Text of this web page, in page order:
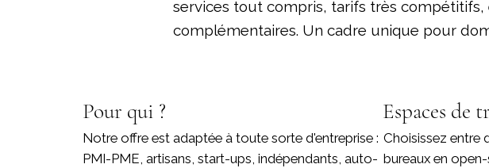
Pour qui ?
Notre offre est adaptée à toute sorte d'entreprise :
PMI-PME, artisans, start-ups, indépendants, auto-
Espaces de
Choisissez entre
bureaux en
services tout compris, tarifs très
complémentaires. Un cadre unique pour